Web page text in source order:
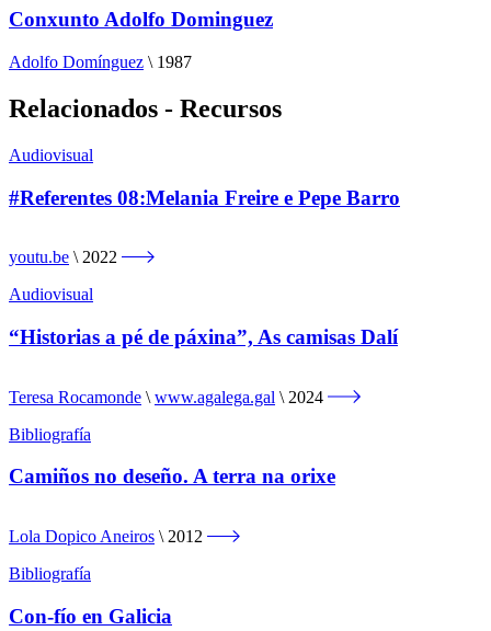
Conxunto Adolfo Dominguez
Adolfo Domínguez \ 1987
Relacionados - Recursos
Audiovisual
#Referentes 08:Melania Freire e Pepe Barro
youtu.be
2022
Audiovisual
“Historias a pé de páxina”, As camisas Dalí
Teresa Rocamonde www.agalega.gal
2024
Bibliografía
Camiños no deseño. A terra na orixe
Lola Dopico Aneiros
2012
Bibliografía
Con-fío en Galicia